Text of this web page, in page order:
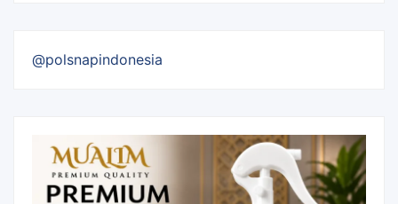
@polsnapindonesia